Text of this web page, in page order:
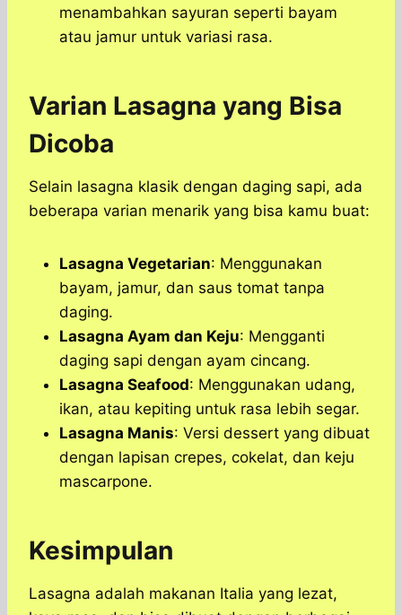
menambahkan sayuran seperti bayam
atau jamur untuk variasi rasa.
Varian Lasagna yang Bisa
Dicoba
Selain lasagna klasik dengan daging sapi, ada
beberapa varian menarik yang bisa kamu buat:
Lasagna Vegetarian: Menggunakan
bayam, jamur, dan saus tomat tanpa
daging.
Lasagna Ayam dan Keju: Mengganti
daging sapi dengan ayam cincang.
Lasagna Seafood: Menggunakan udang,
ikan, atau kepiting untuk rasa lebih segar.
Lasagna Manis: Versi dessert yang dibuat
dengan lapisan crepes, cokelat, dan keju
mascarpone.
Kesimpulan
Lasagna adalah makanan Italia yang lezat,